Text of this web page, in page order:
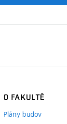
O FAKULTĚ
Plány budov